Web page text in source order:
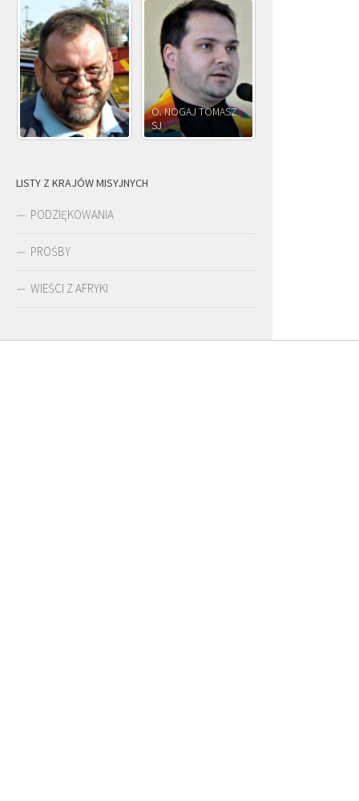
O. NOGAJ TOMASZ
SJ
O. JÓZEF OLEKSY SJ
LISTY Z KRAJÓW MISYJNYCH
PODZIĘKOWANIA
PROŚBY
WIEŚCI Z AFRYKI